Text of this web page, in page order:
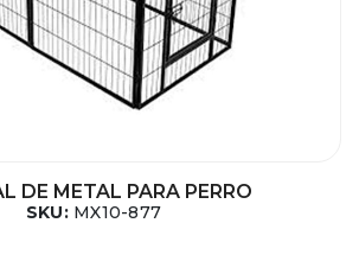
DE METAL PARA PERRO
SKU: MX10-877